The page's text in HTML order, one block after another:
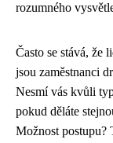
rozumného
Často se stává, že
jsou zaměstnanci
Nesmí vás kvůli
pokud děláte
Možnost postupu?